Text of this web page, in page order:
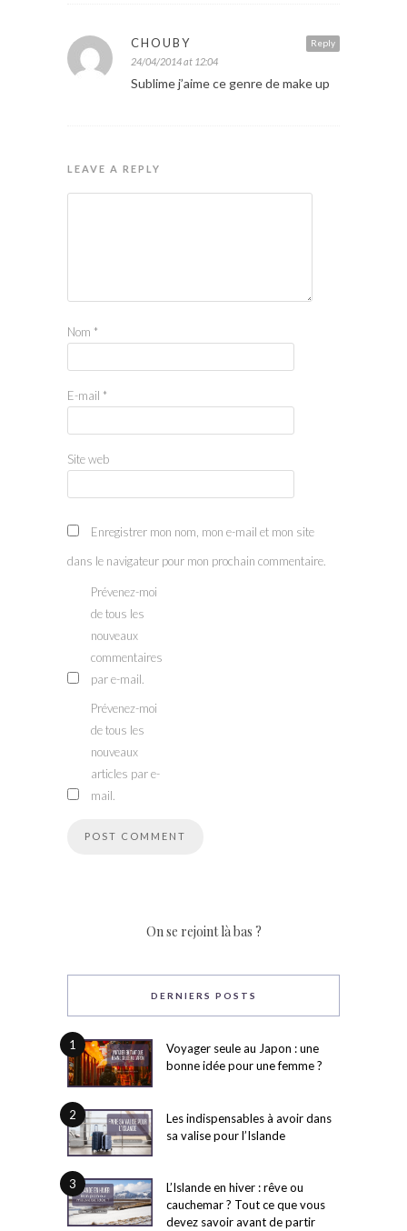
Reply
CHOUBY
24/04/2014 at 12:04
Sublime j’aime ce genre de make up
LEAVE A REPLY
Nom *
E-mail *
Site web
Enregistrer mon nom, mon e-mail et mon site
dans le navigateur pour mon prochain commentaire.
Prévenez-moi
de tous les
nouveaux
commentaires
par e-mail.
Prévenez-moi
de tous les
nouveaux
articles par e-
mail.
On se rejoint là bas ?
DERNIERS POSTS
1
Voyager seule au Japon : une
bonne idée pour une femme ?
2
Les indispensables à avoir dans
sa valise pour l’Islande
3
L’Islande en hiver : rêve ou
cauchemar ? Tout ce que vous
devez savoir avant de partir